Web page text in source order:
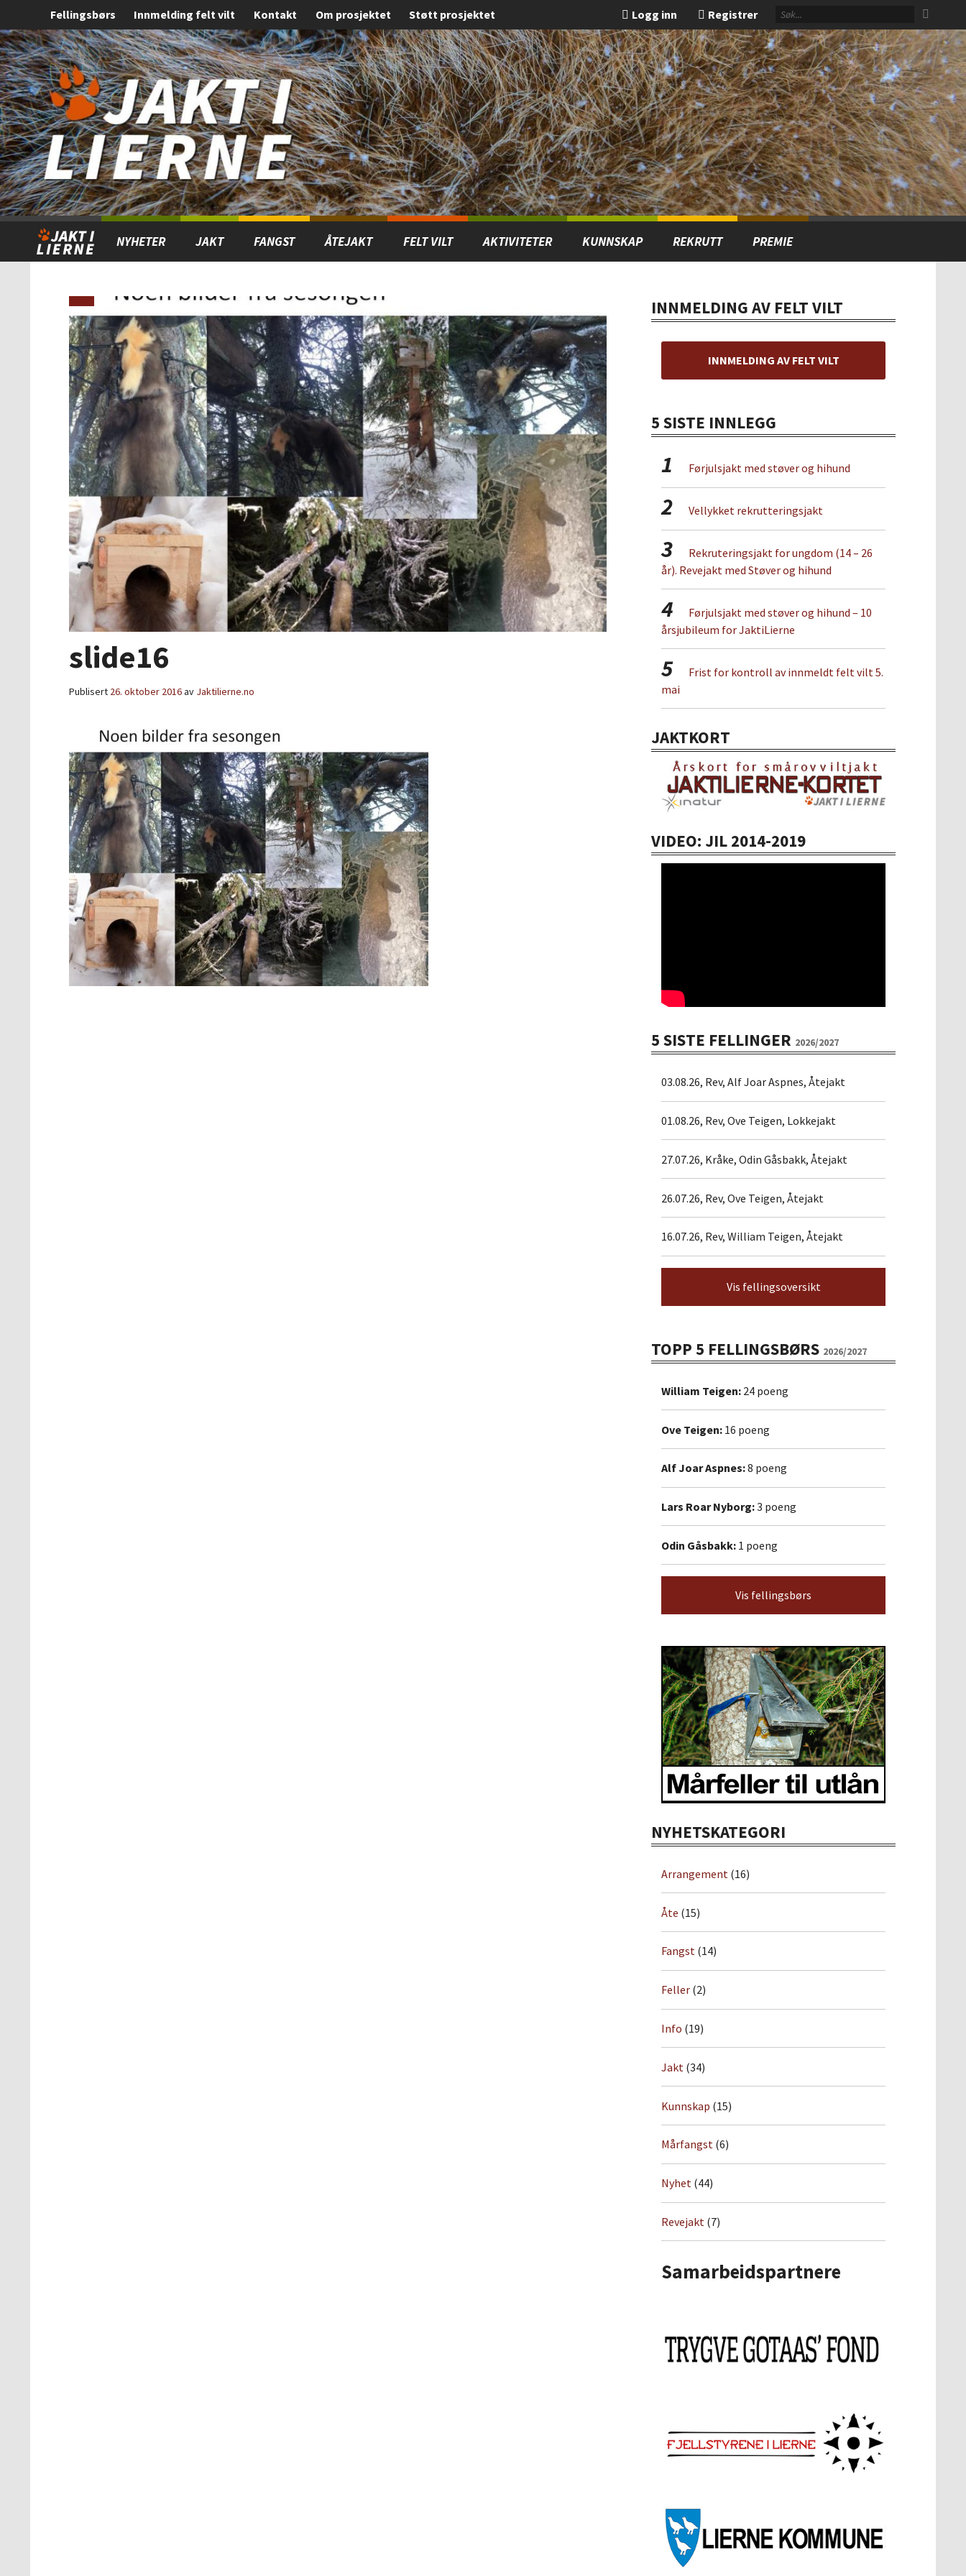
Gå
til
innholdet
Forstørre
skrift
Fellingsbørs Innmelding felt vilt Kontakt Om prosjektet Støtt prosjektet Registrer
Logg inn
NYHETER JAKT FANGST ÅTEJAKT FELT VILT AKTIVITETER KUNNSKAP REKRUTT PREMIE
slide16
Publisert 26. oktober 2016av Jaktilierne.no
INNMELDING AV FELT VILT
INNMELDING AV FELT VILT
5 SISTE INNLEGG
1 Førjulsjakt med støver og hihund
2 Vellykket rekrutteringsjakt
3
Rekruteringsjakt for ungdom (14 – 26
år). Revejakt med Støver og hihund
4
Førjulsjakt med støver og hihund – 10
årsjubileum for JaktiLierne
5
Frist for kontroll av innmeldt felt vilt 5.
mai
JAKTKORT
VIDEO: JIL 2014-2019
5 SISTE FELLINGER 2026/2027
03.08.26, Rev, Alf Joar Aspnes, Åtejakt
01.08.26, Rev, Ove Teigen, Lokkejakt
27.07.26, Kråke, Odin Gåsbakk, Åtejakt
26.07.26, Rev, Ove Teigen, Åtejakt
16.07.26, Rev, William Teigen, Åtejakt
Vis fellingsoversikt
TOPP 5 FELLINGSBØRS 2026/2027
William Teigen: 24 poeng
Ove Teigen: 16 poeng
Alf Joar Aspnes:8 poeng
Lars Roar Nyborg:3 poeng
Odin Gåsbakk: 1 poeng
Vis fellingsbørs
NYHETSKATEGORI
Arrangement (16)
Åte (15)
Fangst (14)
Feller (2)
Info (19)
Jakt (34)
Kunnskap (15)
Mårfangst (6)
Nyhet (44)
Revejakt (7)
Samarbeidspartnere